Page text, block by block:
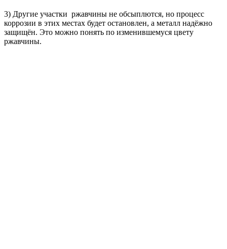
3) Другие участки ржавчины не обсыплются, но процесс
коррозии в этих местах будет остановлен, а металл надёжно
защищён. Это можно понять по изменившемуся цвету
ржавчины.